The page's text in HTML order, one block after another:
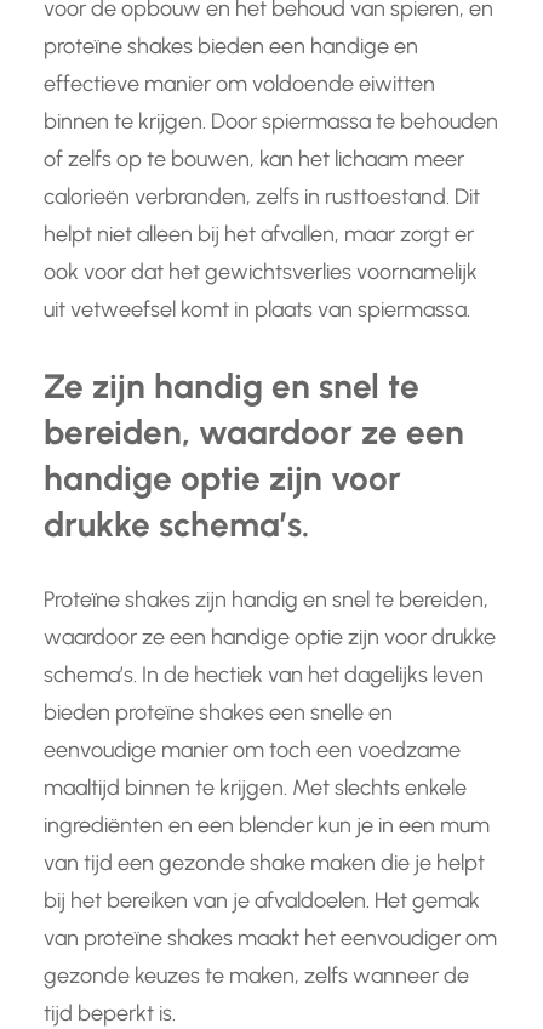
voor de opbouw en het behoud van spieren, en
proteïne shakes bieden een handige en
effectieve manier om voldoende eiwitten
binnen te krijgen. Door spiermassa te behouden
of zelfs op te bouwen, kan het lichaam meer
calorieën verbranden, zelfs in rusttoestand. Dit
helpt niet alleen bij het afvallen, maar zorgt er
ook voor dat het gewichtsverlies voornamelijk
uit vetweefsel komt in plaats van spiermassa.
Ze zijn handig en snel te
bereiden, waardoor ze een
handige optie zijn voor
drukke schema’s.
Proteïne shakes zijn handig en snel te bereiden,
waardoor ze een handige optie zijn voor drukke
schema’s. In de hectiek van het dagelijks leven
bieden proteïne shakes een snelle en
eenvoudige manier om toch een voedzame
maaltijd binnen te krijgen. Met slechts enkele
ingrediënten en een blender kun je in een mum
van tijd een gezonde shake maken die je helpt
bij het bereiken van je afvaldoelen. Het gemak
van proteïne shakes maakt het eenvoudiger om
gezonde keuzes te maken, zelfs wanneer de
tijd beperkt is.